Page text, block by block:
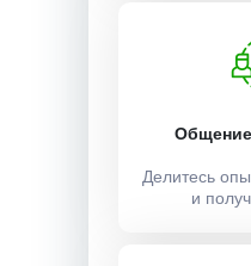
Общение
Делитесь
и